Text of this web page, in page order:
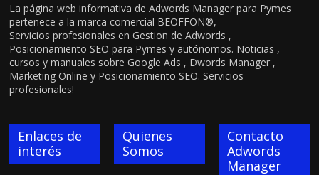
La página web informativa de Adwords Manager para Pymes
pertenece a la marca comercial BEOFFON®,
Servicios profesionales en Gestion de Adwords ,
Posicionamiento SEO para Pymes y autónomos. Noticias ,
cursos y manuales sobre Google Ads , Dwords Manager ,
Marketing Online y Posicionamiento SEO. Servicios
profesionales!
Enlaces de
interés
Quienes
Somos
Contacto
Adwords
Manager